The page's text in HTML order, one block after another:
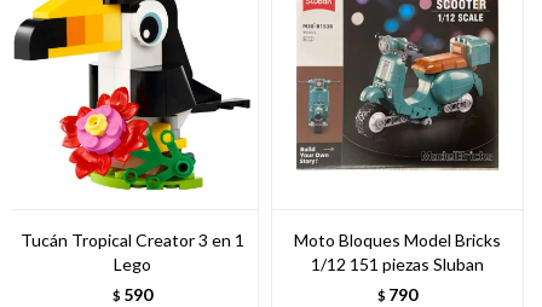
Tucán Tropical Creator 3 en 1
Lego
$ 590
Moto Bloques Model Bricks
1/12 151 piezas Sluban
$ 790